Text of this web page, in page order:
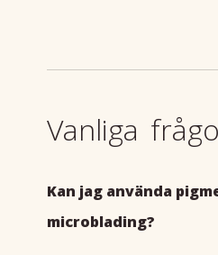
Vanliga
Kan jag använda
microblading?